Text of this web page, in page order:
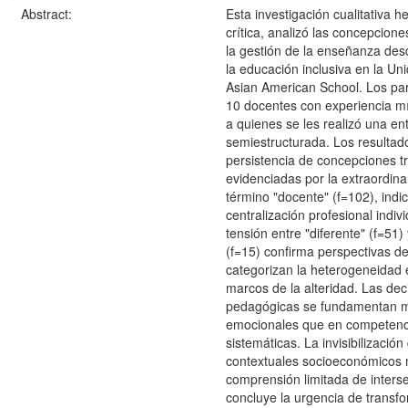
Abstract:
Esta investigación cualitativa
crítica, analizó las
la gestión de la enseñanza
la educación inclusiva en la
Asian American School. Los
10 docentes con experiencia
a quienes se les realizó una
semiestructurada. Los
persistencia de concepciones
evidenciadas por la
término "docente" (f=102),
centralización profesional
tensión entre "diferente" (f=51)
(f=15) confirma perspectivas
categorizan la heterogeneidad
marcos de la alteridad. Las
pedagógicas se fundamentan
emocionales que en
sistemáticas. La
contextuales socioeconómicos
comprensión limitada de
concluye la urgencia de